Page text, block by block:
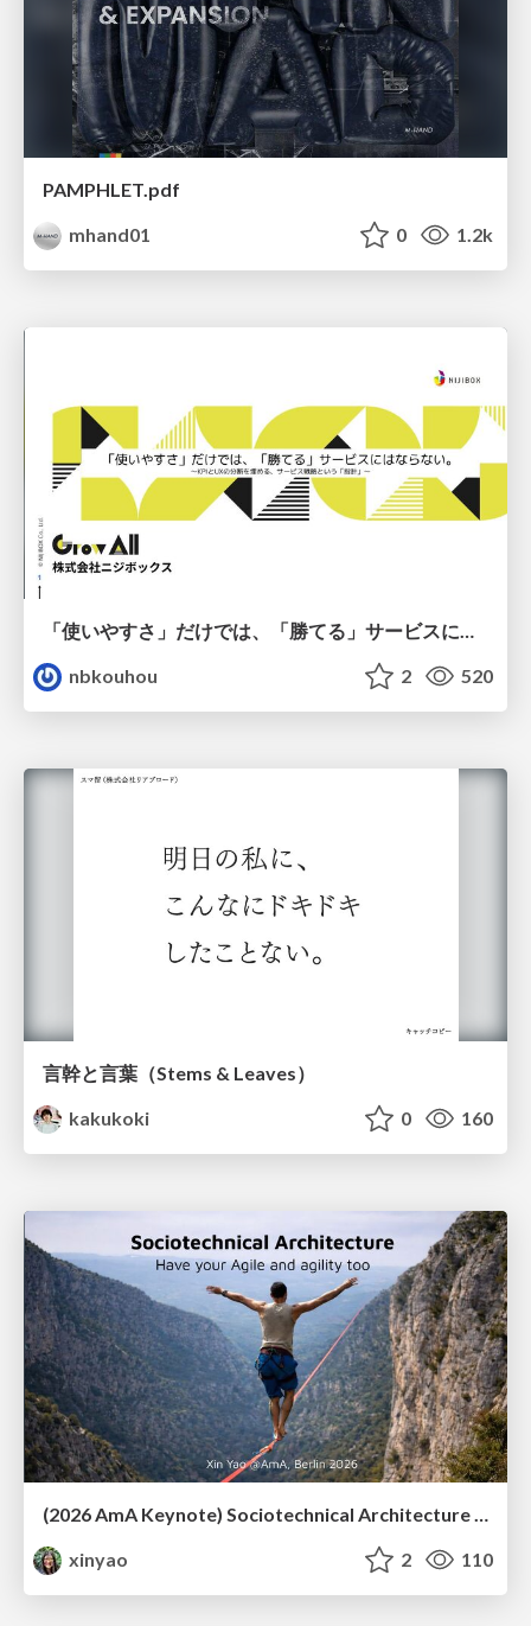
PAMPHLET.pdf
mhand01
0 1.2k
「使いやすさ」だけでは、「勝てる」サービスにはならない。〜KPIとUXの分断を埋める、サービス戦略という「指針」〜
nbkouhou
2 520
言幹と言葉（Stems & Leaves）
kakukoki
0 160
(2026 AmA Keynote) Sociotechnical Architecture - Having your Agile and agility too.pdf
xinyao
2 110